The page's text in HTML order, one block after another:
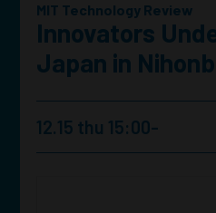
MIT Technology Review
Innovators
Japan in
12.15 thu 15:00-